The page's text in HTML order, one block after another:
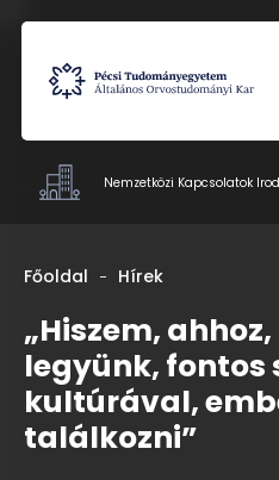
Tantárgykereső
Campus térkép
Dokumentumok
Munkatársak
Rólunk
Kapcsolat
Nemzetközi Kapcsolatok
Főoldal Hírek
„Hiszem,
legyünk, fontos
kultúrával,
találkozni”